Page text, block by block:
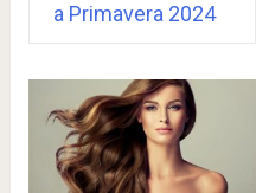
a Primavera 2024